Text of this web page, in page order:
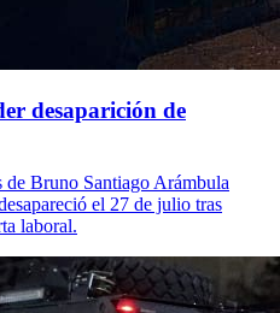
desaparición de
de Bruno Santiago Arámbula
el 27 de julio tras
laboral.